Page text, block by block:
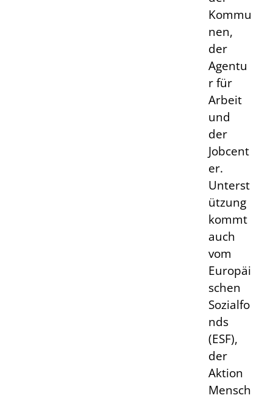
Kommu
nen,
der
Agentu
r für
Arbeit
und
der
Jobcent
er.
Unterst
ützung
kommt
auch
vom
Europäi
schen
Sozialfo
nds
(ESF),
der
Aktion
Mensch